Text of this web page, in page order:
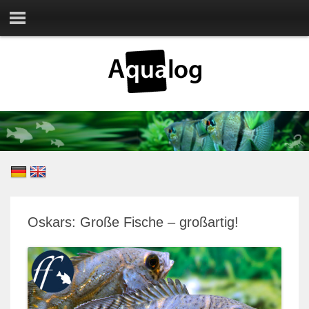
Oskars: Große Fische – großartig!